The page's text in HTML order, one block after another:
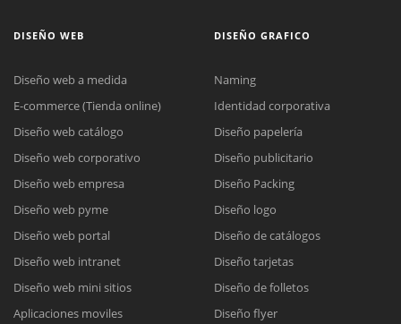
DISEÑO WEB
Diseño web a medida
E-commerce (Tienda online)
Diseño web catálogo
Diseño web corporativo
Diseño web empresa
Diseño web pyme
Diseño web portal
Diseño web intranet
Diseño web mini sitios
Aplicaciones moviles
DISEÑO GRAFICO
Naming
Identidad corporativa
Diseño papelería
Diseño publicitario
Diseño Packing
Diseño logo
Diseño de catálogos
Diseño tarjetas
Diseño de folletos
Diseño flyer